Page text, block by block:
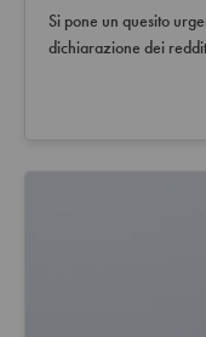
Si pone un quesito
dichiarazione dei